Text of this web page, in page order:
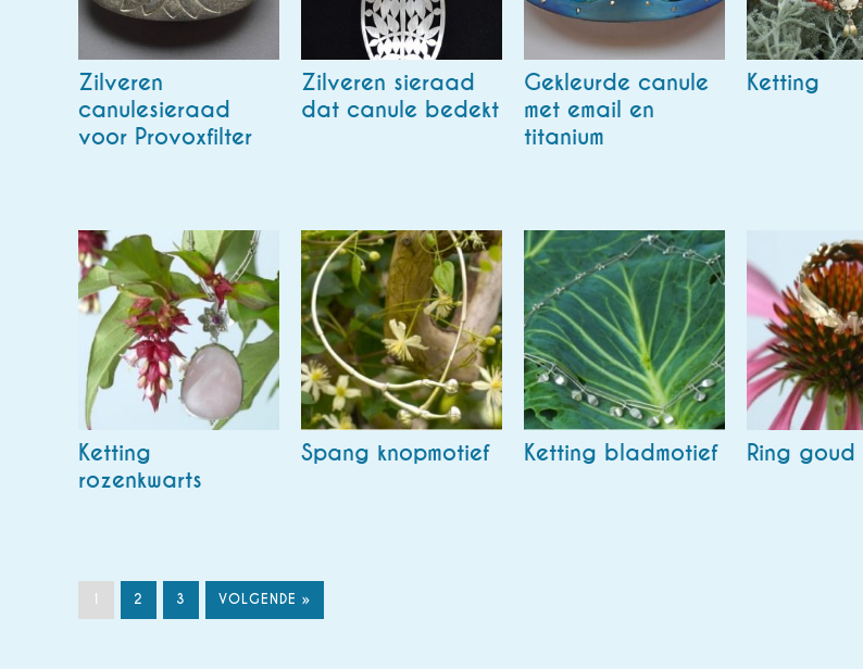
Zilveren
canulesieraad
voor Provoxfilter
Zilveren sieraad
dat canule bedekt
Gekleurde canule
met email en
titanium
Ketting
Ketting
rozenkwarts
Spang knopmotief Ketting bladmotief Ring goud
1 2 3 VOLGENDE »